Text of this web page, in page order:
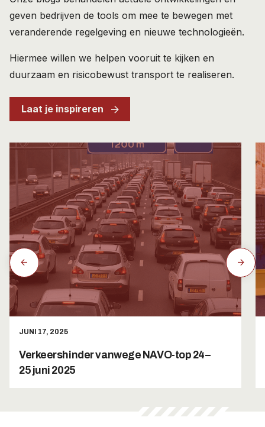
geven bedrijven de tools om mee te bewegen met
veranderende regelgeving en nieuwe technologieën.
Hiermee willen we helpen vooruit te kijken en
duurzaam en risicobewust transport te realiseren.
Laat je inspireren
JUNI 17, 2025
Verkeershinder vanwege NAVO-top 24–
25 juni 2025
arrow_back arrow_forward